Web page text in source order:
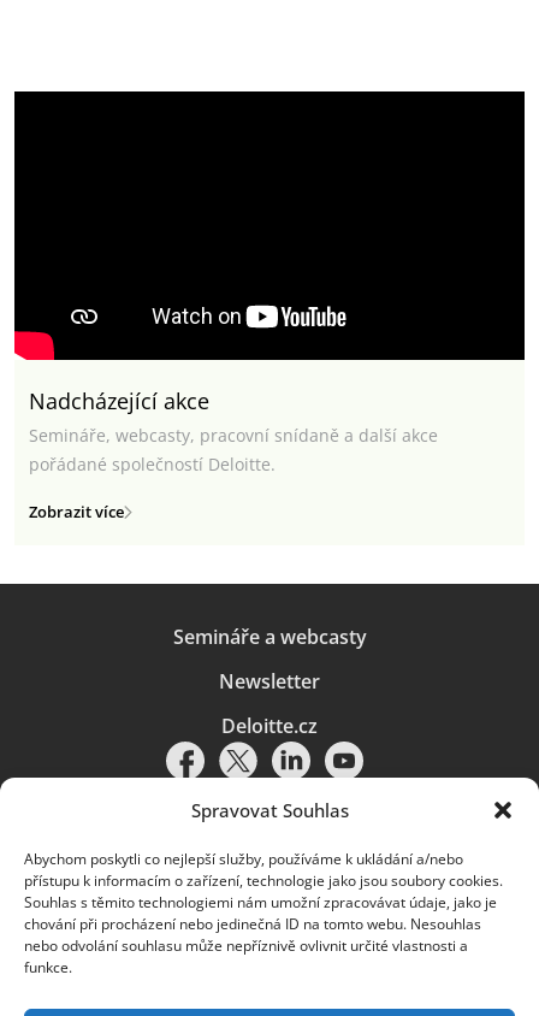
Spravovat Souhlas
Abychom poskytli co nejlepší služby, používáme k ukládání a/nebo
přístupu k informacím o zařízení, technologie jako jsou soubory cookies.
Souhlas s těmito technologiemi nám umožní zpracovávat údaje, jako je
chování při procházení nebo jedinečná ID na tomto webu. Nesouhlas
nebo odvolání souhlasu může nepříznivě ovlivnit určité vlastnosti a
funkce.
Nadcházející akce
Semináře, webcasty, pracovní snídaně a další akce
pořádané společností Deloitte.
Zobrazit více
Semináře a webcasty
Newsletter
Deloitte.cz
Pravidla používání|Ochrana osobních údajů|Soubory cookies |
Deloitte.cz
© 2026. Více informací najdete vPravidlech používání.
Deloitte označuje jednu či více společností globální sítě členských
a přidružené subjekty (souhrnně „organizace Deloitte“). Společnost DTTL